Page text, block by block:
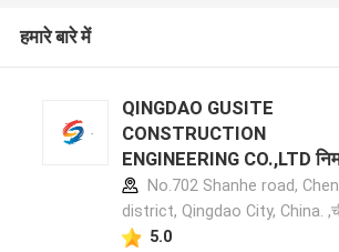
हमारे बारे में
QINGDAO GUSITE
CONSTRUCTION
ENGINEERING CO.,LTD
प्रोफ़ाइलNo.702 Shanhe road,
district, Qingdao City, China.
5.0